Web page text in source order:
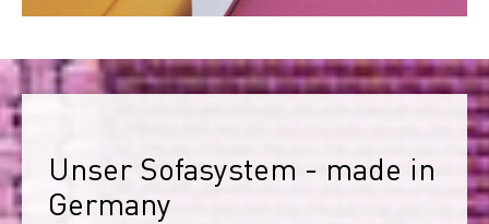
Unser Sofasystem - made in
Germany